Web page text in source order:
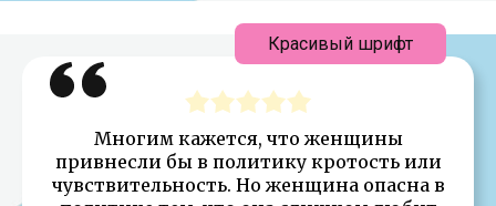
Многим кажется, что женщины
привнесли бы в политику кротость или
чувствительность. Но женщина опасна в
Красивый шрифт